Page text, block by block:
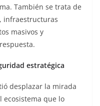
También se trata de
infraestructuras
masivos y
estratégica
desplazar la mirada
ecosistema que lo